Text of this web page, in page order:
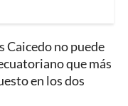
Caicedo no puede
que más
en los dos